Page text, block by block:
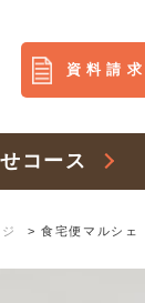
資料請求
コース
>食宅便マルシェ